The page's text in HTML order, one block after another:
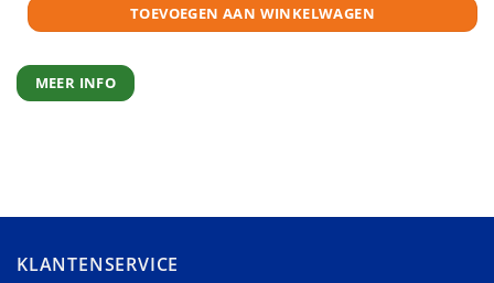
TOEVOEGEN AAN WINKELWAGEN
MEER INFO
KLANTENSERVICE